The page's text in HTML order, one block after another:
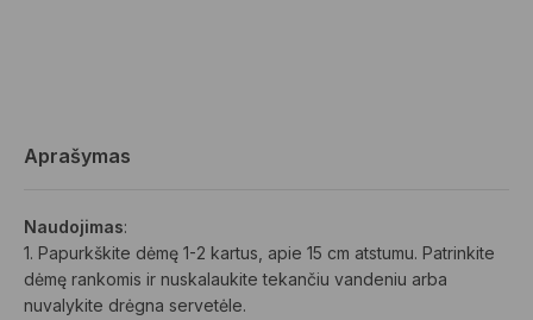
Aprašymas
Naudojimas:
1. Papurkškite dėmę 1-2 kartus, apie 15 cm atstumu. Patrinkite
dėmę rankomis ir nuskalaukite tekančiu vandeniu arba
nuvalykite drėgna servetėle.